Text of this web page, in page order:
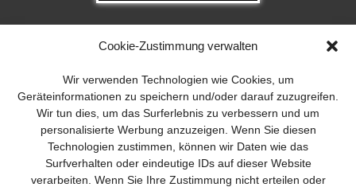
Cookie-Zustimmung verwalten
Wir verwenden Technologien wie Cookies, um
Geräteinformationen zu speichern und/oder darauf zuzugreifen.
Wir tun dies, um das Surferlebnis zu verbessern und um
personalisierte Werbung anzuzeigen. Wenn Sie diesen
Technologien zustimmen, können wir Daten wie das
Surfverhalten oder eindeutige IDs auf dieser Website
verarbeiten. Wenn Sie Ihre Zustimmung nicht erteilen oder